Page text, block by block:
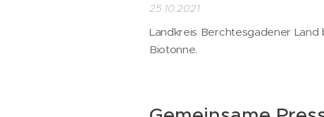
25.10.2021
Landkreis Berchtesgadener
Biotonne.